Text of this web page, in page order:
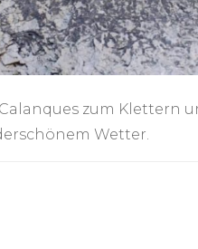
zum Klettern
Wetter.